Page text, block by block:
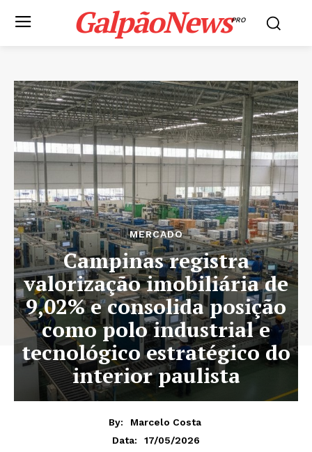
GalpãoNewsPRO
MERCADO
Campinas registra
valorização imobiliária de
9,02% e consolida posição
como polo industrial e
tecnológico estratégico do
interior paulista
By:
Marcelo Costa
Data:
17/05/2026